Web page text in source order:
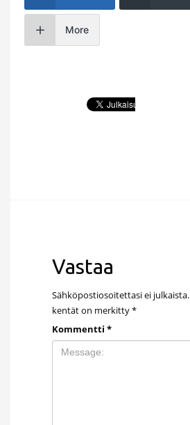
More
Vastaa
Sähköpostiosoitettasi ei julkaista.
kentät on merkitty*
Kommentti *